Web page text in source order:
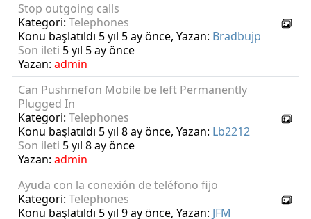
Stop outgoing calls
Kategori: Telephones
Konu başlatıldı 5 yıl 5 ay önce, Yazan: Bradbujp
Son ileti 5 yıl 5 ay önce
Yazan: admin
Can Pushmefon Mobile be left Permanently
Plugged In
Kategori: Telephones
Konu başlatıldı 5 yıl 8 ay önce, Yazan: Lb2212
Son ileti 5 yıl 8 ay önce
Yazan: admin
Ayuda con la conexión de teléfono fijo
Kategori: Telephones
Konu başlatıldı 5 yıl 9 ay önce, Yazan: JFM